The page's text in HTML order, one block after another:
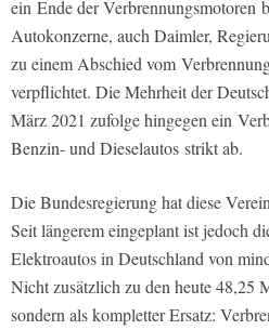
ein Ende der Verbrennungsmotoren
Autokonzerne, auch Daimler,
zu einem Abschied vom
verpflichtet. Die Mehrheit der
März 2021 zufolge hingegen ein
Benzin- und Dieselautos strikt ab.
Die Bundesregierung hat diese
Seit längerem eingeplant ist jedoch
Elektroautos in Deutschland von
Nicht zusätzlich zu den heute 48,25
sondern als kompletter Ersatz: